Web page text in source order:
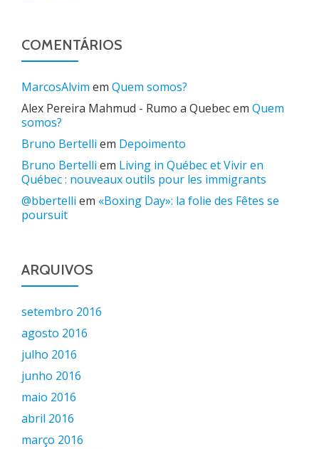
COMENTÁRIOS
MarcosAlvim em Quem somos?
Alex Pereira Mahmud - Rumo a Quebecem Quem
somos?
Bruno Bertelli em Depoimento
Bruno Bertelli em Living in Québec et Vivir en
Québec : nouveaux outils pour les immigrants
@bbertelli em «Boxing Day»: la folie des Fêtes se
poursuit
ARQUIVOS
setembro 2016
agosto 2016
julho 2016
junho 2016
maio 2016
abril 2016
março 2016